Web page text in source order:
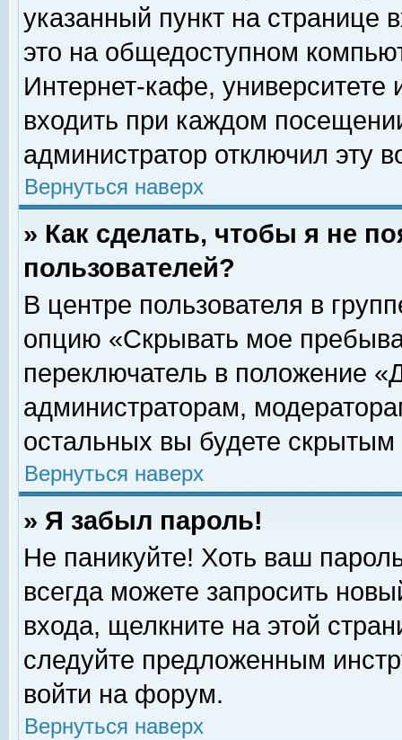
указанный пункт на
это на общедоступном
Интернет-кафе, университете
входить при каждом
администратор отключил эту
Вернуться наверх
» Как сделать, чтобы я не
пользователей?
В центре пользователя в
опцию «Скрывать мое
переключатель в положение
администраторам,
остальных вы будете скрытым
Вернуться наверх
» Я забыл пароль!
Не паникуйте! Хоть ваш
всегда можете запросить
входа, щелкните на этой
следуйте предложенным
войти на форум.
Вернуться наверх